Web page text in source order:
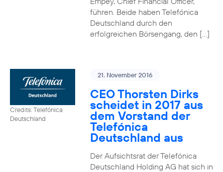
führen. Beide haben Telefónica
Deutschland durch den
erfolgreichen Börsengang, den […]
Credits: Telefónica
Deutschland
21. November 2016
CEO Thorsten Dirks
scheidet in 2017 aus
dem Vorstand der
Telefónica
Deutschland aus
Der Aufsichtsrat der Telefónica
Deutschland Holding AG hat sich in